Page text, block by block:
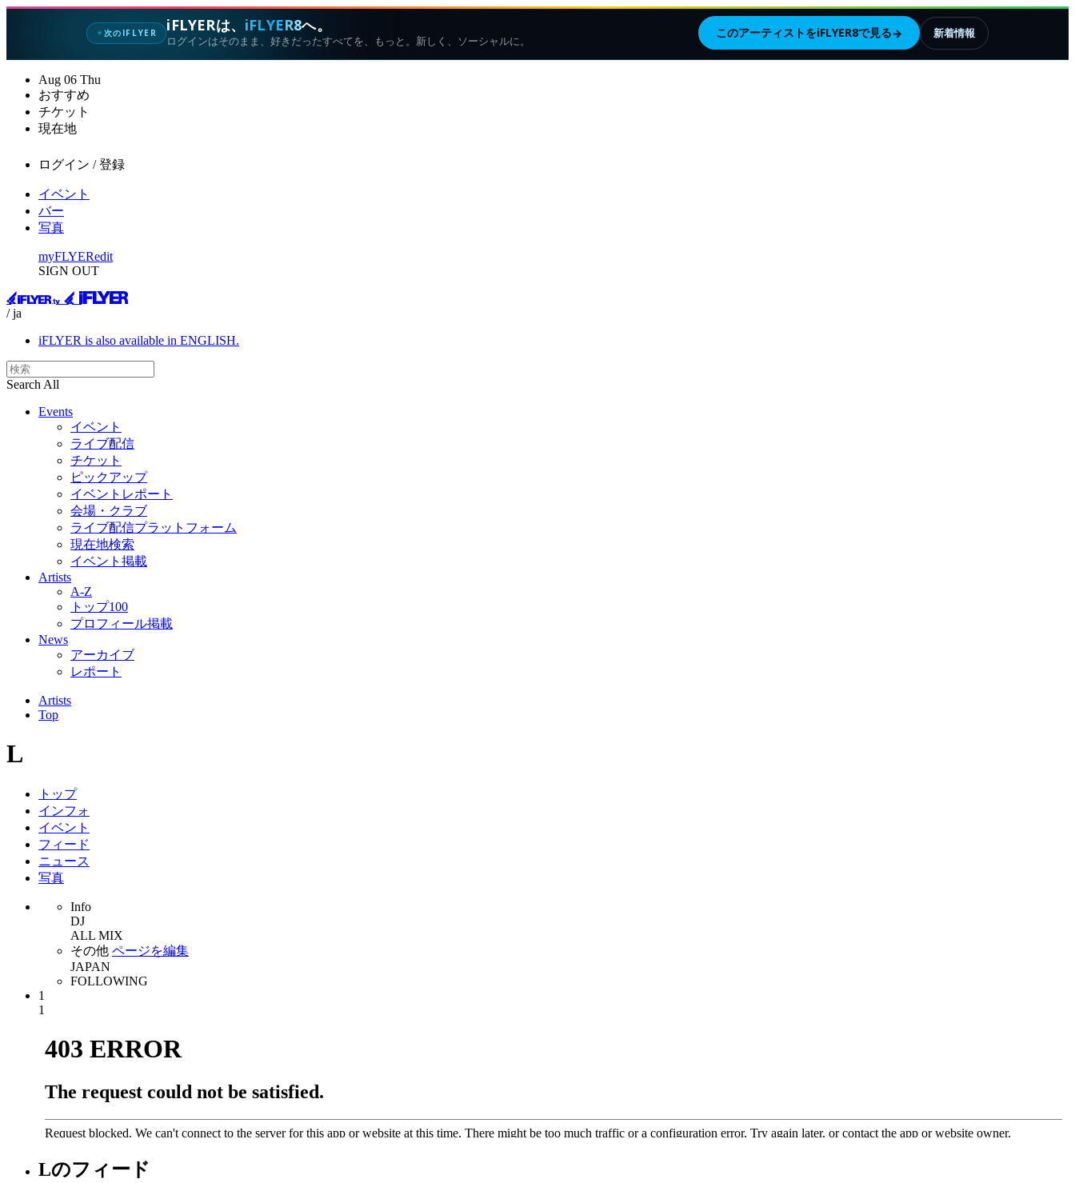
✦次のIFLYER iFLYERは、 iFLYER8へ。
ログインはそのまま、好きだったすべてを、もっと。新しく、ソーシャルに。
このアーティストをiFLYER8で見る→ 新着情報
Aug 06 Thu
おすすめ
チケット
現在地
ログイン / 登録
イベント
バー
写真
myFLYERedit
SIGN OUT
/ ja
iFLYER is also available in ENGLISH.
Search All
Events
イベント
ライブ配信
チケット
ピックアップ
イベントレポート
会場・クラブ
ライブ配信プラットフォーム
現在地検索
イベント掲載
Artists
A-Z
トップ100
プロフィール掲載
News
アーカイブ
レポート
Artists
Top
L
トップ
インフォ
イベント
フィード
ニュース
写真
Info
DJ
ALL MIX
その他 ページを編集
JAPAN
FOLLOWING
1
1
Lのフィード